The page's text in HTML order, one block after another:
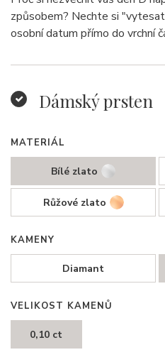
způsobem? Nechte si
osobní datum přímo do vrchní
Dámský prsten
MATERIÁL
Bílé zlato
Růžové zlato
KAMENY
Diamant
VELIKOST KAMENŮ
0,10 ct